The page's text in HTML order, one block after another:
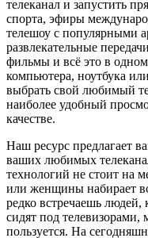
телеканал и запустить
спорта, эфиры
телешоу с популярными
развлекательные
фильмы и всё это в
компьютера, ноутбука
выбрать свой любимый
наиболее удобный
качестве.
Наш ресурс предлагает
ваших любимых
технологий не стоит на
или женщины набирает
редко встречаешь людей,
сидят под телевизорами,
пользуется. На